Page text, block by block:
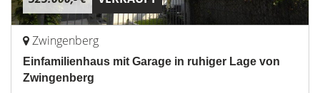
Zwingenberg
Einfamilienhaus mit Garage in ruhiger Lage von
Zwingenberg